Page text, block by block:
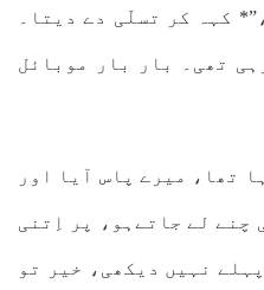
کہہ کر تسلّی دے دیتا۔
تھی۔ بار بار موبائل
تھا، میرے پاس آیا اور
چنے لے جاتےہو، پر اِتنی
نہیں دیکھی، خیر تو